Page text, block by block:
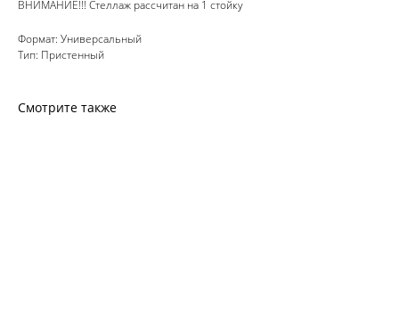
ВНИМАНИЕ!!! Стеллаж рассчитан на 1 стойку
Формат: Универсальный
Тип: Пристенный
Смотрите также